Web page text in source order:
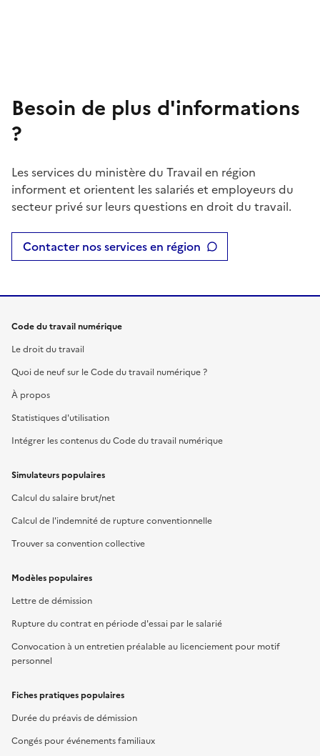
Besoin de plus d'informations
?
Les services du ministère du Travail en région
informent et orientent les salariés et employeurs du
secteur privé sur leurs questions en droit du travail.
Contacter nos services en région
Code du travail numérique
Le droit du travail
Quoi de neuf sur le Code du travail numérique ?
À propos
Statistiques d'utilisation
Intégrer les contenus du Code du travail numérique
Simulateurs populaires
Calcul du salaire brut/net
Calcul de l'indemnité de rupture conventionnelle
Trouver sa convention collective
Modèles populaires
Lettre de démission
Rupture du contrat en période d'essai par le salarié
Convocation à un entretien préalable au licenciement pour motif
personnel
Fiches pratiques populaires
Durée du préavis de démission
Congés pour événements familiaux